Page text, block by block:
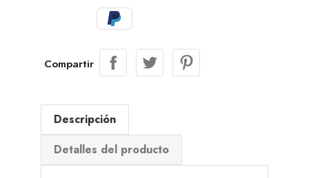
Compartir
Descripción
Detalles del producto